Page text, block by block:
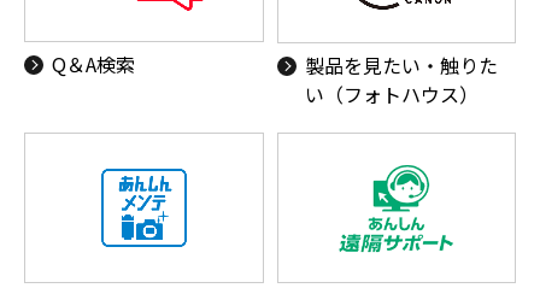
Q＆A検索
製品を見たい・触りた
い（フォトハウス）